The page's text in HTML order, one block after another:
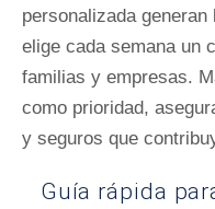
personalizada
elige cada semana un
familias y empresas.
como prioridad,
y seguros que
Guía rápida